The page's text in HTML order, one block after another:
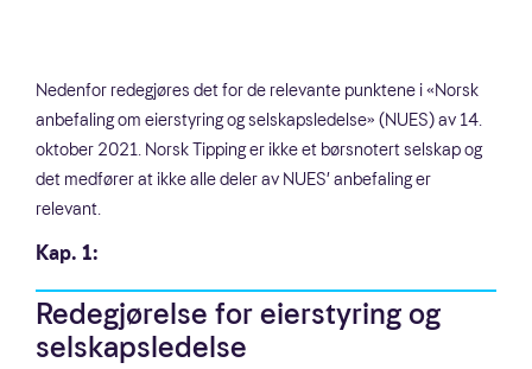
Nedenfor redegjøres det for de relevante punktene i «Norsk
anbefaling om eierstyring og selskapsledelse» (NUES) av 14.
oktober 2021. Norsk Tipping er ikke et børsnotert selskap og
det medfører at ikke alle deler av NUES’ anbefaling er
relevant.
Kap. 1:
Redegjørelse for eierstyring og
selskapsledelse